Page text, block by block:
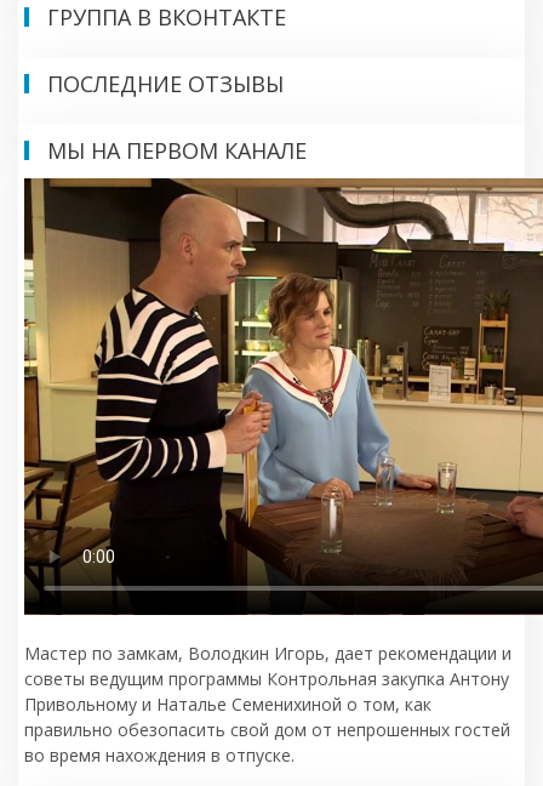
ГРУППА В ВКОНТАКТЕ
ПОСЛЕДНИЕ ОТЗЫВЫ
МЫ НА ПЕРВОМ КАНАЛЕ
Мастер по замкам, Володкин Игорь, дает рекомендации и
советы ведущим программы Контрольная закупка Антону
Привольному и Наталье Семенихиной о том, как
правильно обезопасить свой дом от непрошенных гостей
во время нахождения в отпуске.